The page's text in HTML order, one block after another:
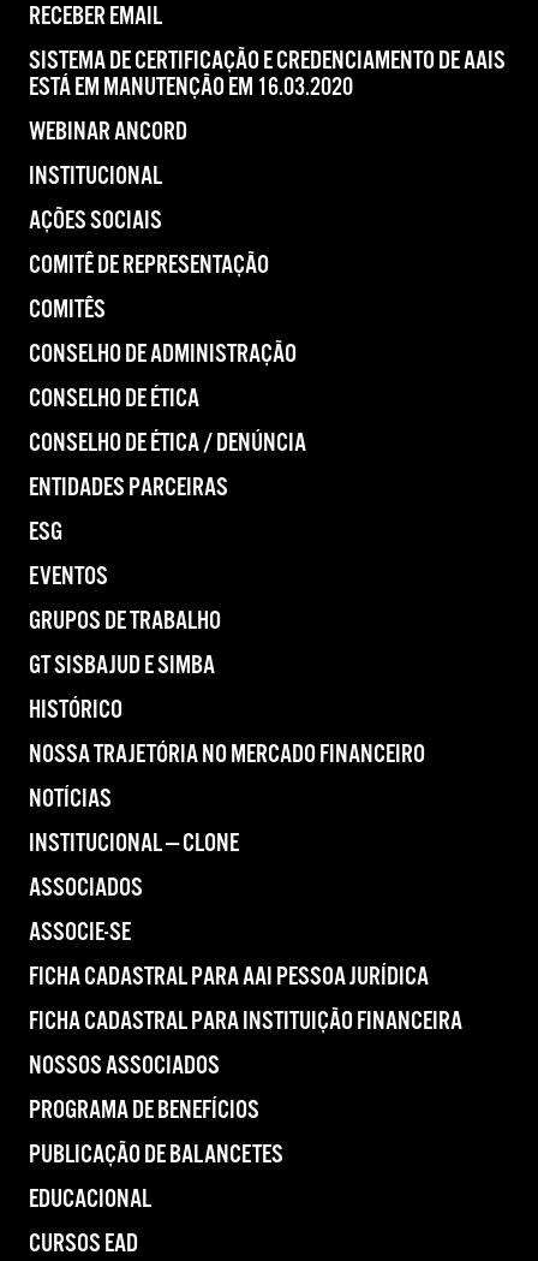
RECEBER EMAIL
SISTEMA DE CERTIFICAÇÃO E CREDENCIAMENTO DE AAIS
ESTÁ EM MANUTENÇÃO EM 16.03.2020
WEBINAR ANCORD
INSTITUCIONAL
AÇÕES SOCIAIS
COMITÊ DE REPRESENTAÇÃO
COMITÊS
CONSELHO DE ADMINISTRAÇÃO
CONSELHO DE ÉTICA
CONSELHO DE ÉTICA / DENÚNCIA
ENTIDADES PARCEIRAS
ESG
EVENTOS
GRUPOS DE TRABALHO
GT SISBAJUD E SIMBA
HISTÓRICO
NOSSA TRAJETÓRIA NO MERCADO FINANCEIRO
NOTÍCIAS
INSTITUCIONAL — CLONE
ASSOCIADOS
ASSOCIE-SE
FICHA CADASTRAL PARA AAI PESSOA JURÍDICA
FICHA CADASTRAL PARA INSTITUIÇÃO FINANCEIRA
NOSSOS ASSOCIADOS
PROGRAMA DE BENEFÍCIOS
PUBLICAÇÃO DE BALANCETES
EDUCACIONAL
CURSOS EAD